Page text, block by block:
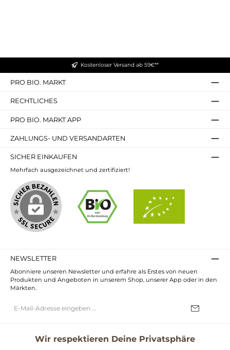
Kostenloser Versand ab 59€**
PRO BIO. MARKT
RECHTLICHES
PRO BIO. MARKT APP
ZAHLUNGS- UND VERSANDARTEN
SICHER EINKAUFEN
Mehrfach ausgezeichnet und zertifiziert!
NEWSLETTER
Abonniere unseren Newsletter und erfahre als Erstes von neuen
Produkten und Angeboten in unserem Shop, unserer App oder in den
Märkten.
Mail-
Wir respektieren Deine Privatsphäre